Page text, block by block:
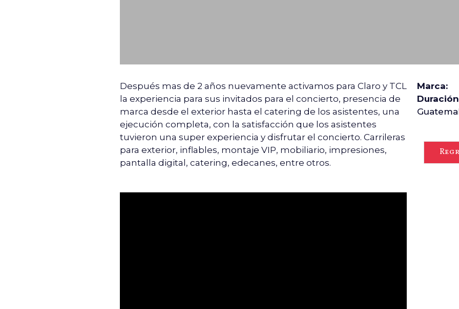
Después mas de 2 años nuevamente activamos para Claro y TCL
la experiencia para sus invitados para el concierto, presencia de
marca desde el exterior hasta el catering de los asistentes, una
ejecución completa, con la satisfacción que los asistentes
tuvieron una super experiencia y disfrutar el concierto. Carrileras
para exterior, inflables, montaje VIP, mobiliario, impresiones,
pantalla digital, catering, edecanes, entre otros.
Marca: